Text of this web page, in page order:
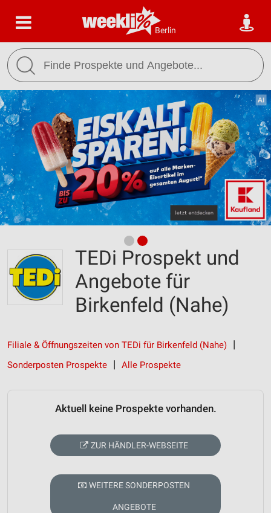
Berlin
TEDi Prospekt und
Angebote für
Birkenfeld (Nahe)
Filiale & Öffnungszeiten von TEDi für Birkenfeld (Nahe)
Sonderposten Prospekte
Alle Prospekte
Aktuell keine Prospekte vorhanden.
ZUR HÄNDLER-WEBSEITE
WEITERE SONDERPOSTEN
ANGEBOTE